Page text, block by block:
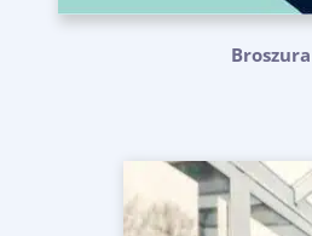
Broszura